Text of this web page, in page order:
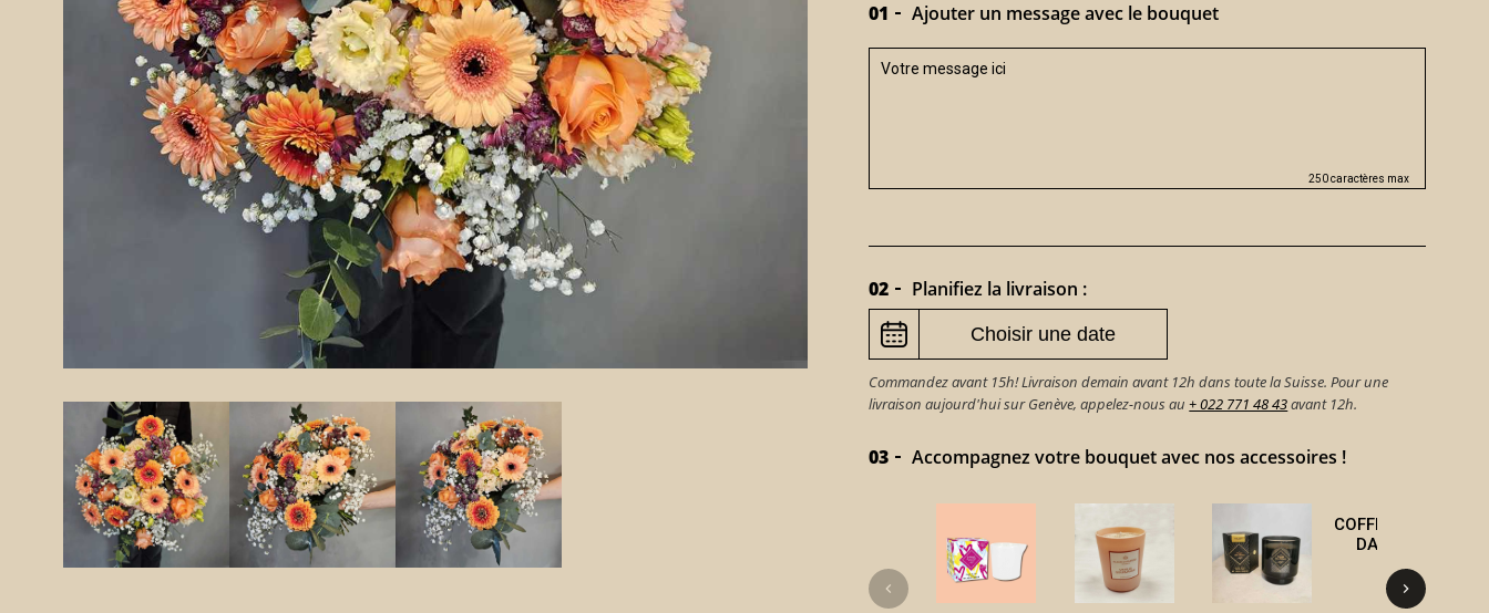
01 Ajouter un message avec le bouquet
250 caractères max
02 Planifiez la livraison :
Commandez avant 15h! Livraison demain avant 12h dans toute la Suisse. Pour une
livraison aujourd'hui sur Genève, appelez-nous au+ 022 771 48 43avant 12h.
03 Accompagnez votre bouquet avec nos accessoires !
COFFRET DE THÉ
DAMMANN
FRÈRES